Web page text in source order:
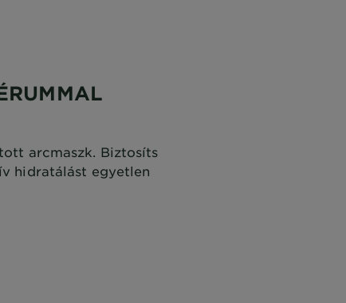
arcmaszk. Biztosíts
hidratálást egyetlen